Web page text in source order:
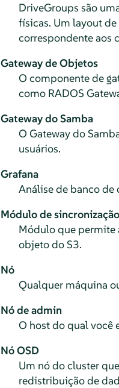
DriveGroups são
físicas. Um layout
correspondente aos
Gateway de Objetos
O componente de
como RADOS
Gateway do Samba
O Gateway do
usuários.
Grafana
Análise de banco
Módulo de
Módulo que permite
objeto do S3.
Nó
Qualquer máquina
Nó de admin
O host do qual você
Nó OSD
Um nó do cluster
redistribuição de